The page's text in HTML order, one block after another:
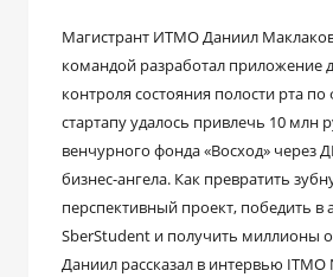
Магистрант ИТМО Даниил
командой разработал приложение
контроля состояния полости рта
стартапу удалось привлечь 10 млн
венчурного фонда «Восход» через
бизнес-ангела. Как превратить
перспективный проект, победить в
SberStudent и получить миллионы
Даниил рассказал в интервью ITMO